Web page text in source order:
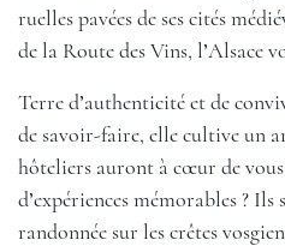
ruelles pavées de ses cités
de la Route des Vins, l’Alsace
Terre d’authenticité et de
de savoir-faire, elle cultive un
hôteliers auront à cœur de
d’expériences mémorables ?
randonnée sur les crêtes